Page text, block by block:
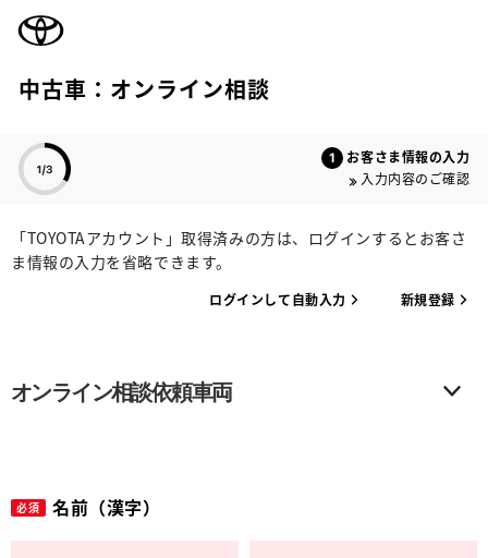
中古車：オンライン相談
お客さま情報の入力
入力内容のご確認
「TOYOTAアカウント」取得済みの方は、ログインするとお客さ
ま情報の入力を省略できます。
ログインして自動入力 新規登録
オンライン相談依頼車両
必須 名前（漢字）